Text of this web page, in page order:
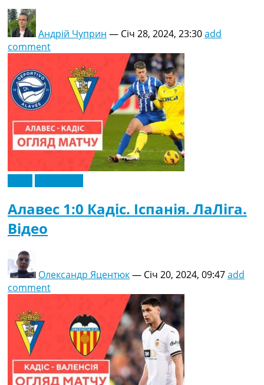
Андрій Чуприн — Січ 28, 2024, 23:30add
comment
Алавес 1:0 Кадіс. Іспанія. ЛаЛіга.
Відео
Олександр Яцентюк— Січ 20, 2024, 09:47add
comment